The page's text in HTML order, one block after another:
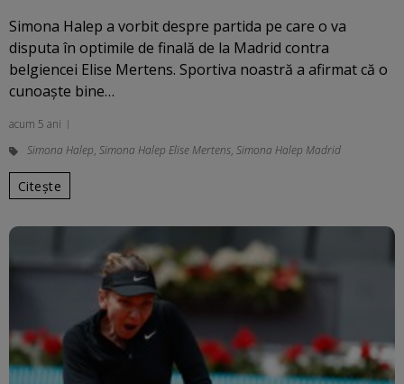
Simona Halep a vorbit despre partida pe care o va
disputa în optimile de finală de la Madrid contra
belgiencei Elise Mertens. Sportiva noastră a afirmat că o
cunoaște bine…
acum 5 ani
Simona Halep, Simona Halep Elise Mertens, Simona Halep Madrid
Citește